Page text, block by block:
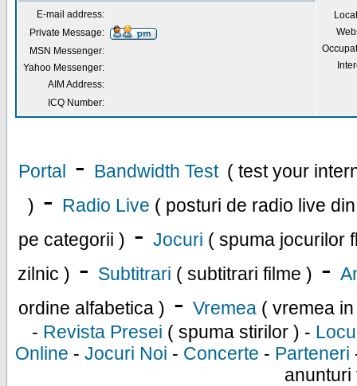
E-mail address:
Private Message:
MSN Messenger:
Yahoo Messenger:
AIM Address:
ICQ Number:
Portal - Bandwidth Test ( test your
) - Radio Live ( posturi de radio live
pe categorii ) - Jocuri ( spuma jocurilor
zilnic ) - Subtitrari ( subtitrari filme ) -
ordine alfabetica ) - Vremea ( vremea
- Revista Presei ( spuma stirilor ) -
Online - Jocuri Noi - Concerte - Parteneri
anunturi